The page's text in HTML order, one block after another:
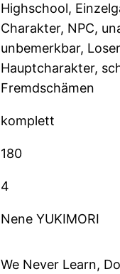
Highschool,
Charakter, NPC,
unbemerkbar,
Hauptcharakter,
Fremdschämen
komplett
180
4
Nene YUKIMORI
We Never Learn,